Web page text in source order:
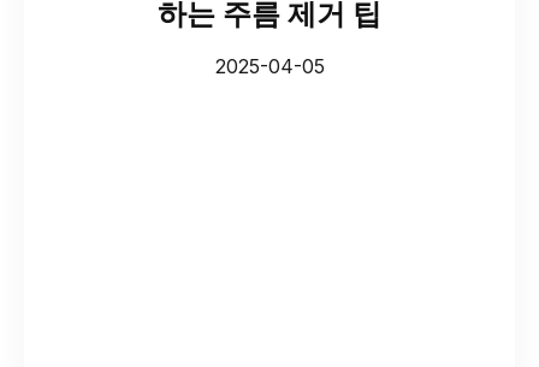
하는 주름 제거 팁
2025-04-05